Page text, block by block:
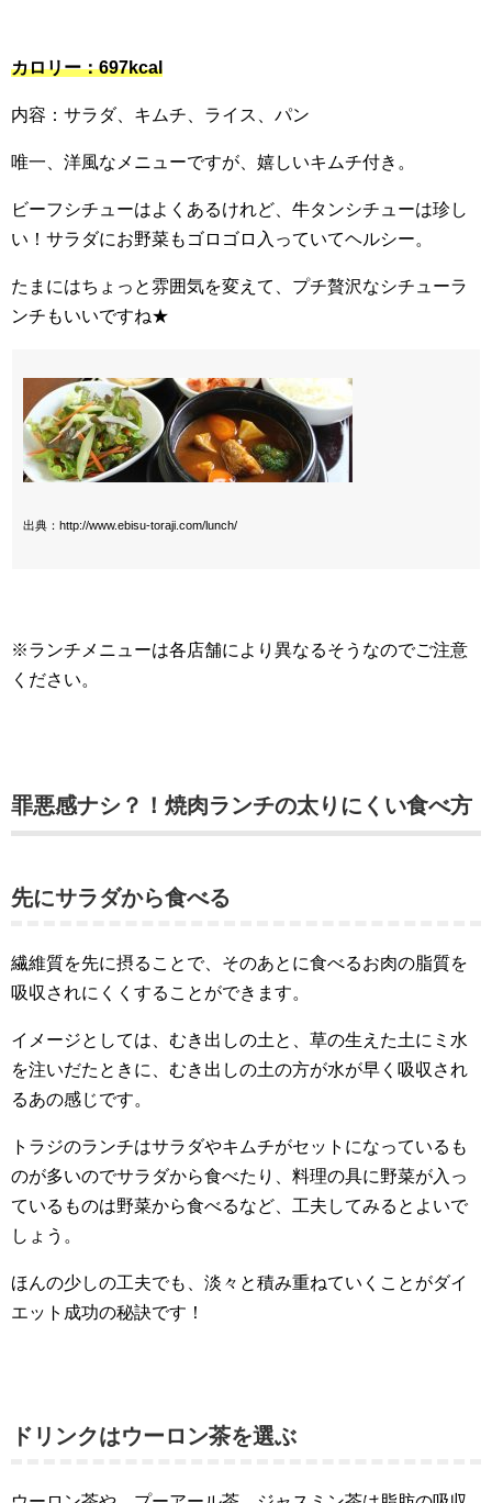
カロリー：697kcal
内容：サラダ、キムチ、ライス、パン
唯一、洋風なメニューですが、嬉しいキムチ付き。
ビーフシチューはよくあるけれど、牛タンシチューは珍し
い！サラダにお野菜もゴロゴロ入っていてヘルシー。
たまにはちょっと雰囲気を変えて、プチ贅沢なシチューラ
ンチもいいですね★
出典：http://www.ebisu-toraji.com/lunch/
※ランチメニューは各店舗により異なるそうなのでご注意
ください。
罪悪感ナシ？！焼肉ランチの太りにくい食べ方
先にサラダから食べる
繊維質を先に摂ることで、そのあとに食べるお肉の脂質を
吸収されにくくすることができます。
イメージとしては、むき出しの土と、草の生えた土にミ水
を注いだたときに、むき出しの土の方が水が早く吸収され
るあの感じです。
トラジのランチはサラダやキムチがセットになっているも
のが多いのでサラダから食べたり、料理の具に野菜が入っ
ているものは野菜から食べるなど、工夫してみるとよいで
しょう。
ほんの少しの工夫でも、淡々と積み重ねていくことがダイ
エット成功の秘訣です！
ドリンクはウーロン茶を選ぶ